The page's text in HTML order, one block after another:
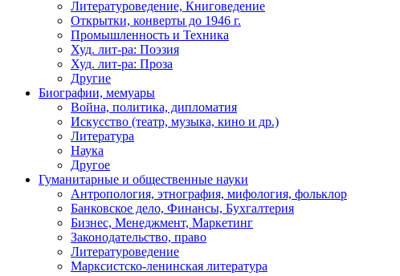
Литературоведение, Книговедение
Открытки, конверты до 1946 г.
Промышленность и Техника
Худ. лит-ра: Поэзия
Худ. лит-ра: Проза
Другие
Биографии, мемуары
Война, политика, дипломатия
Искусство (театр, музыка, кино и др.)
Литература
Наука
Другое
Гуманитарные и общественные науки
Антропология, этнография, мифология, фольклор
Банковское дело, Финансы, Бухгалтерия
Бизнес, Менеджмент, Маркетинг
Законодательство, право
Литературоведение
Марксистско-ленинская литература